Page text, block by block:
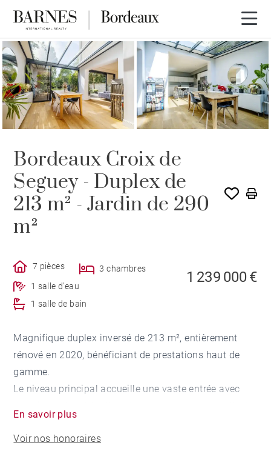
Bordeaux Croix de
Seguey - Duplex de
213 m² - Jardin de 290
m²
7 pièces
3 chambres
1 salle d'eau
1 salle de bain
1 239 000 €
Magnifique duplex inversé de 213 m², entièrement
rénové en 2020, bénéficiant de prestations haut de
gamme.
Le niveau principal accueille une vaste entrée avec
bains avec douche ainsi qu'une suite parentale
disposant de sa salle de douche privative.
En savoir plus
Voir nos honoraires